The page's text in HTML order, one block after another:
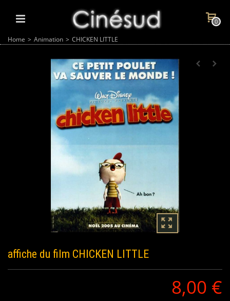
0
Home > Animation > CHICKEN LITTLE
affiche du film CHICKEN LITTLE
8,00 €